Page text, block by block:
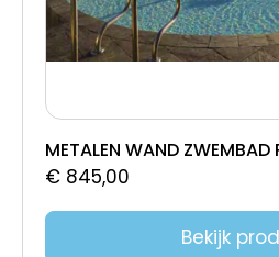
565x280x150
550 x 300 x 150
530x320x150
528x133
525 X 320 X 150CM
525 X 320 X 120CM
523x313x120
METALEN WAND
€ 845,00
Bekijk